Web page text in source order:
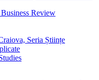
Review
Seria Științe